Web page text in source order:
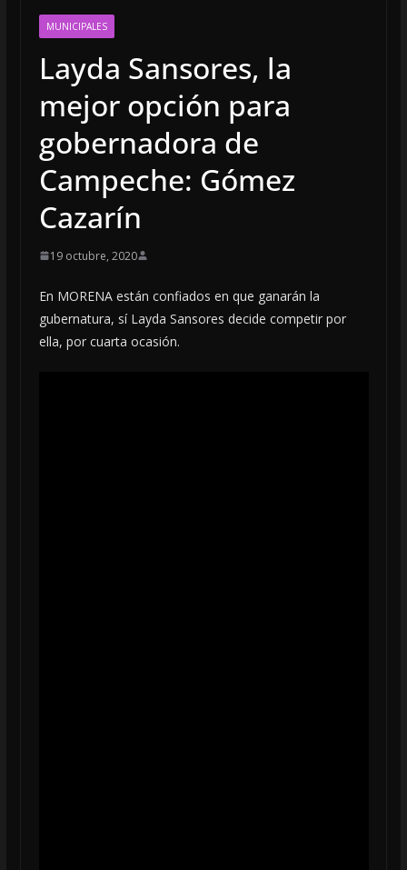
MUNICIPALES
Layda Sansores, la
mejor opción para
gobernadora de
Campeche: Gómez
Cazarín
19 octubre, 2020
En MORENA están confiados en que ganarán la
gubernatura, sí Layda Sansores decide competir por
ella, por cuarta ocasión.